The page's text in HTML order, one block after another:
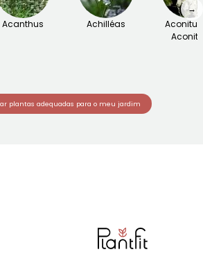
Acanthus Achilléas
→
plantas adequadas para o meu jardim